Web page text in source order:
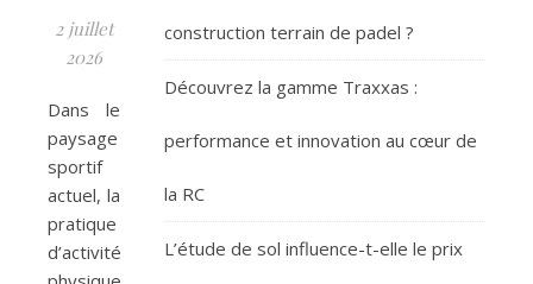
2 juillet
2026
Dans le
paysage
sportif
actuel, la
pratique
d’activités
construction terrain de padel ?
Découvrez la gamme Traxxas :
performance et innovation au cœur de
la RC
L’étude de sol influence-t-elle le prix